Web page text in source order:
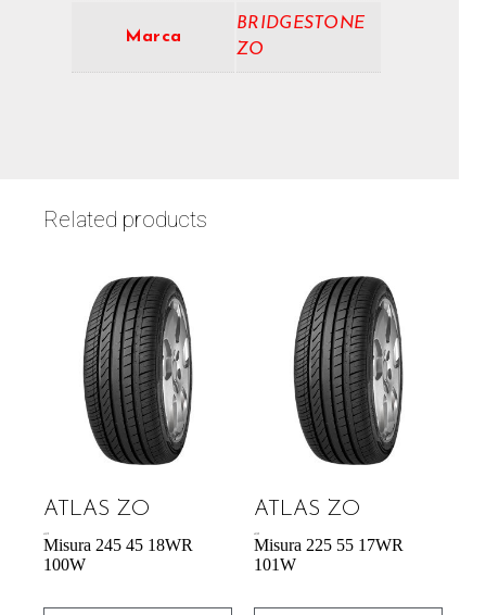
Marca
BRIDGESTONE
ZO
Related products
ATLAS ZO
Misura 245 45 18WR
100W
ATLAS ZO
Misura 225 55 17WR
101W